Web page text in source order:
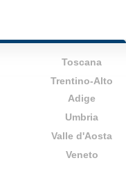
Toscana
Trentino-Alto
Adige
Umbria
Valle d'Aosta
Veneto